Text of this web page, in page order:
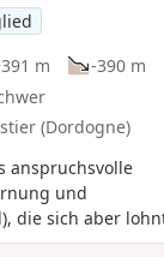
m
-390 m
(Dordogne)
anspruchsvolle
und
die sich aber
den Wald, weite